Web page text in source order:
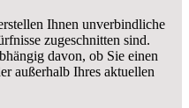
Ihnen unverbindliche
zugeschnitten sind.
davon, ob Sie einen
außerhalb Ihres aktuellen